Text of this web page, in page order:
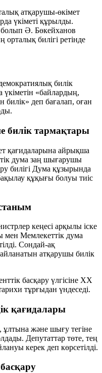
атқарушы-өкімет
үкіметі құрылды.
болып Ә. Бөкейханов
билігі ретінде
билік
үкіметін «байлардың,
билік» деп бағалап, оған
билік тармақтары
қағидаларына айрықша
дума заң шығарушы
билігі Дума құзырында
құқығы болуы тиіс
кеңесі арқылы іске
Мемлекеттік дума
Сондай-ақ
атқарушы билік
басқару үлгісіне ХХ
тұрғыдан үндеседі.
қағидалары
және шығу тегіне
Депутаттар төте, тең
керек деп көрсетілді.